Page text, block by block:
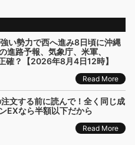
い勢力で西へ進み8日頃に沖縄
進路予報、気象庁、米軍、
確？【2026年8月4日12時】
Read More
文する前に読んで！全く同じ成
EXなら半額以下だから
Read More